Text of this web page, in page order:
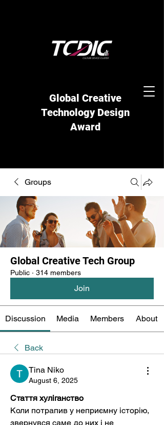
Global Creative
Technology Design
Award
Groups
Global Creative Tech Group
Public · 314 members
Join
Discussion Media Members About
Back
Tina Niko
August 6, 2025
Стаття хуліганство
Коли потрапив у неприємну історію,
звернувся саме до них і не